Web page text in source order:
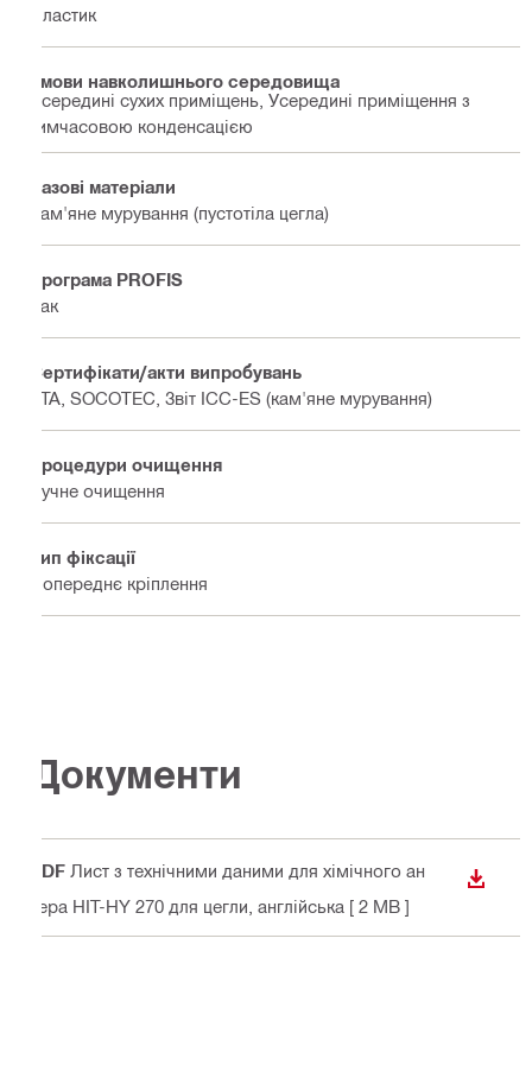
Пластик
Умови навколишнього середовища
Всередині сухих приміщень, Усередині приміщення з
тимчасовою конденсацією
Базові матеріали
Кам'яне мурування (пустотіла цегла)
Програма PROFIS
Так
Сертифікати/акти випробувань
ETA, SOCOTEC, Звіт ICC-ES (кам'яне мурування)
Процедури очищення
Ручне очищення
Тип фіксації
Попереднє кріплення
Документи
PDF Лист з технічними даними для хімічного ан
кера HIT-HY 270 для цегли , англійська [ 2 MB ]